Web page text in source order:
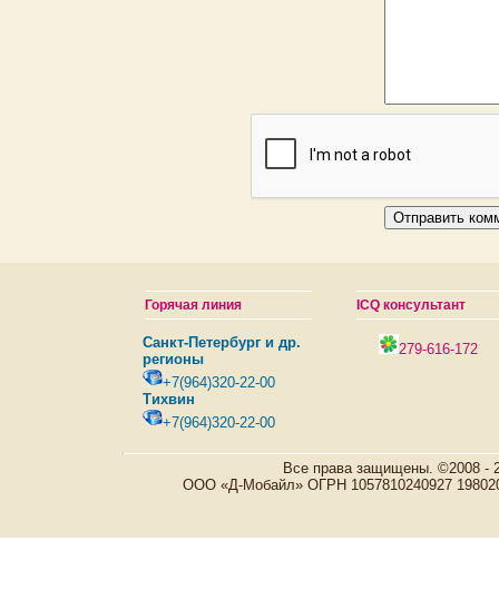
Горячая линия
Санкт-Петербург и др.
регионы
+7(964)320-22-00
Тихвин
+7(964)320-22-00
ICQ консультант
279-616-172
Все права защищены. ©2008 -
ООО «Д-Мобайл» ОГРН 1057810240927